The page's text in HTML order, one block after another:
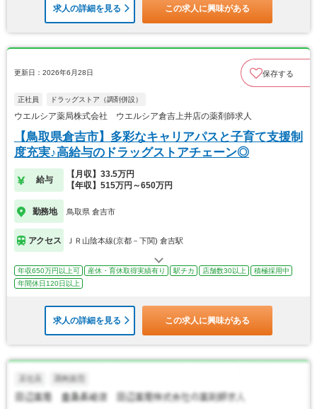
求人の詳細を見る この求人に興味がある
更新日：2026年6月28日 保存する
正社員 ドラッグストア（調剤併設）
ウエルシア薬局株式会社 ウエルシア倉吉上井店の薬剤師求人
【鳥取県倉吉市】多彩なキャリアパスと子育て支援制
度充実♪高給与のドラッグストアチェーン◎
給与
【月収】33.5万円
【年収】515万円～650万円
勤務地 鳥取県 倉吉市
アクセス ＪＲ山陰本線(京都－下関) 倉吉駅
年収650万円以上可 産休・育休取得実績有り 駅チカ 店舗数30以上
積極採用中
年間休日120日以上
求人の詳細を見る この求人に興味がある